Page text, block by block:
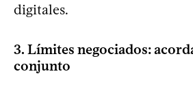
digitales.
3. Límites negociados:
conjunto